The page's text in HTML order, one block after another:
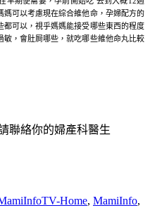
可以考慮現在綜合維他命，孕婦配方的
可以，視乎媽媽能接受哪些東西的程度
敏，會肚屙哪些，就吃哪些維他命丸比較
聯絡你的婦產科醫生
Home, MamiInfo,